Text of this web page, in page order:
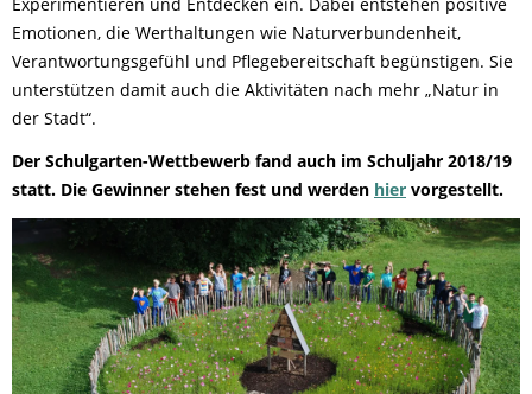
Emotionen, die Werthaltungen wie Naturverbundenheit,
Verantwortungsgefühl und Pflegebereitschaft begünstigen. Sie
unterstützen damit auch die Aktivitäten nach mehr „Natur in
der Stadt“.
Der Schulgarten-Wettbewerb fand auch im Schuljahr 2018/19
statt. Die Gewinner stehen fest und werden hier vorgestellt.